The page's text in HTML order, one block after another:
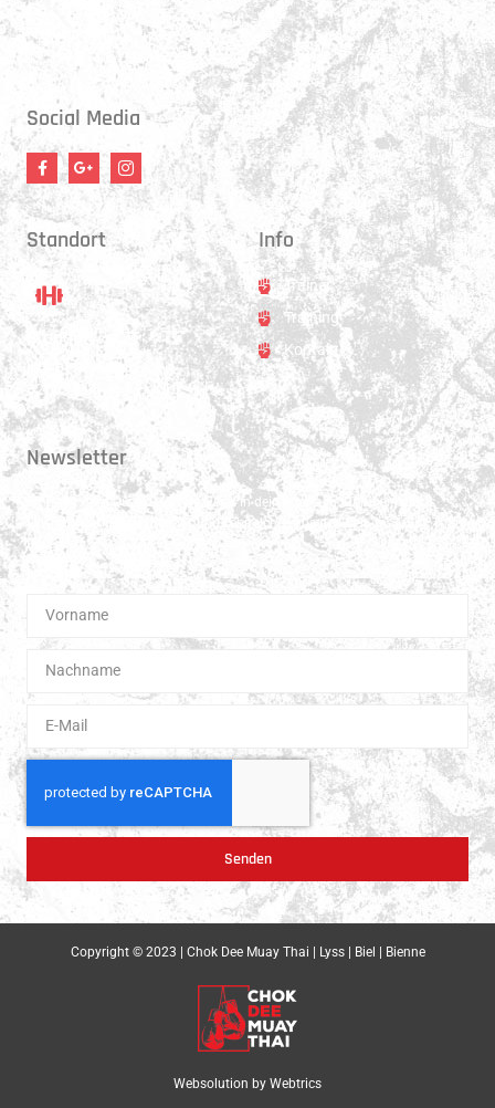
17:15 - 18:45 Uhr
17:30 - 21:00 Uhr
Social Media
Standort
Standort
Hauptstrasse 31
3250 Lyss
Info
Trainer
Training
Kontakt
Newsletter
Erhalte 1x pro Quartal unsere News in dein Postfach. Darüber hinaus
teilen wir gerne Spannendes und Lehrreiches aus der Welt des Muay Thai
Boxen.
Senden
Copyright © 2023 | Chok Dee Muay Thai | Lyss | Biel | Bienne
Websolution by Webtrics